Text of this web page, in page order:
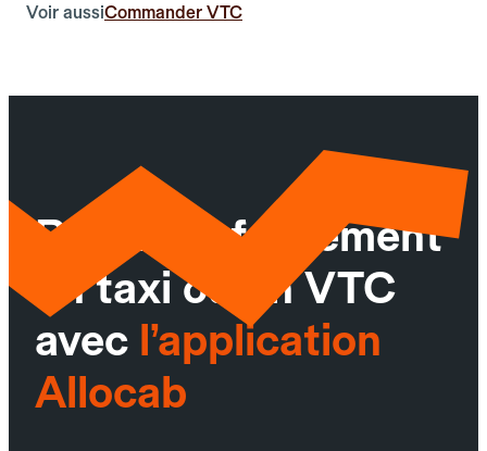
Voir aussiCommander VTC
Réservez facilement
un taxi ou un VTC
avec l’application
Allocab